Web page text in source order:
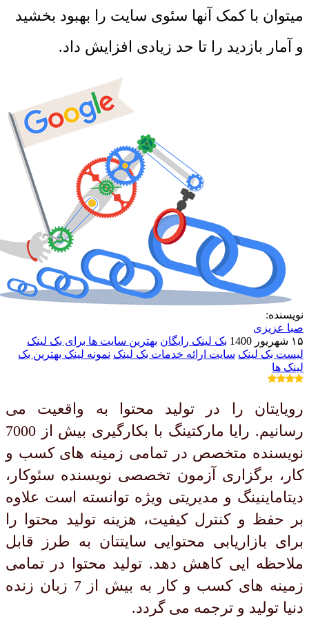
میتوان با کمک آنها سئوی سایت را بهبود بخشید
و آمار بازدید را تا حد زیادی افزایش داد.
نویسنده:
صبا عزیزی
۱۵ شهریور 1400
بک لینک رایگان بهترین سایت ها برای بک لینک
لیست بک لینک سایت ارائه خدمات بک لینک نمونه لینک بهترین بک
لینک ها
رویایتان را در تولید محتوا به واقعیت می
رسانیم. رایا مارکتینگ با بکارگیری بیش از 7000
نویسنده متخصص در تمامی زمینه های کسب و
کار، برگزاری آزمون تخصصی نویسنده سئوکار،
دیتاماینینگ و مدیریتی ویژه توانسته است علاوه
بر حفظ و کنترل کیفیت، هزینه تولید محتوا را
برای بازاریابی محتوایی سایتتان به طرز قابل
ملاحظه ایی کاهش دهد. تولید محتوا در تمامی
زمینه های کسب و کار به بیش از 7 زبان زنده
دنیا تولید و ترجمه می گردد.